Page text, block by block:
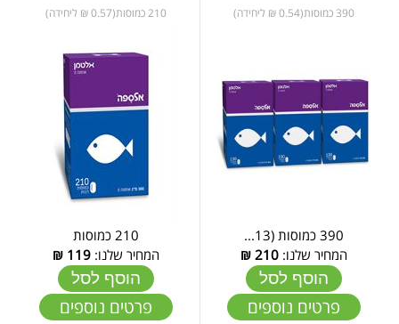
390 כמוסות(0.54 ₪ ליחידה)
390 כמוסות (13...
המחיר שלנו: 210
₪
הוסף לסל
פרטים נוספים
210 כמוסות(0.57 ₪ ליחידה)
210 כמוסות
המחיר שלנו:119
₪
הוסף לסל
פרטים נוספים